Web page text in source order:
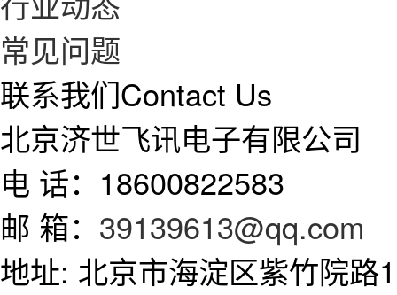
常见问题
联系我们Contact Us
北京济世飞讯电子有限公司
电 话：18600822583
邮 箱： 39139613@qq.com
地址: 北京市海淀区紫竹院路